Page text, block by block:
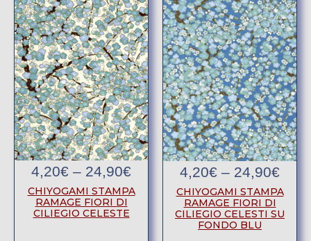
4,20€ – 24,90€
CHIYOGAMI STAMPA
RAMAGE FIORI DI
CILIEGIO CELESTE
4,20€ – 24,90€
CHIYOGAMI STAMPA
RAMAGE FIORI DI
CILIEGIO CELESTI SU
FONDO BLU